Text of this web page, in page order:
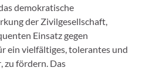
demokratische
rkung der Zivilgesellschaft,
Einsatzgegen
ein vielfältiges, tolerantes und
, zu fördern. Das